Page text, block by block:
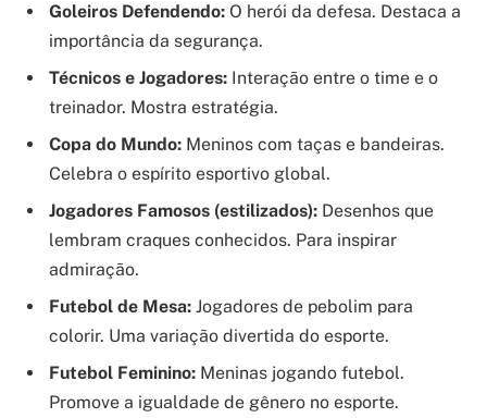
Goleiros Defendendo: O herói da defesa. Destaca a
importância da segurança.
Técnicos e Jogadores: Interação entre o time e o
treinador. Mostra estratégia.
Copa do Mundo: Meninos com taças e bandeiras.
Celebra o espírito esportivo global.
Jogadores Famosos (estilizados): Desenhos que
lembram craques conhecidos. Para inspirar
admiração.
Futebol de Mesa: Jogadores de pebolim para
colorir. Uma variação divertida do esporte.
Futebol Feminino: Meninas jogando futebol.
Promove a igualdade de gênero no esporte.